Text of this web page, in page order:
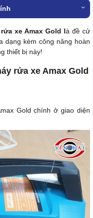
rửa xe Amax Gold là đề cử
dạng kèm công năng hoàn
thiết bị này!
rửa xe Amax Gold
Gold chính ở giao diện